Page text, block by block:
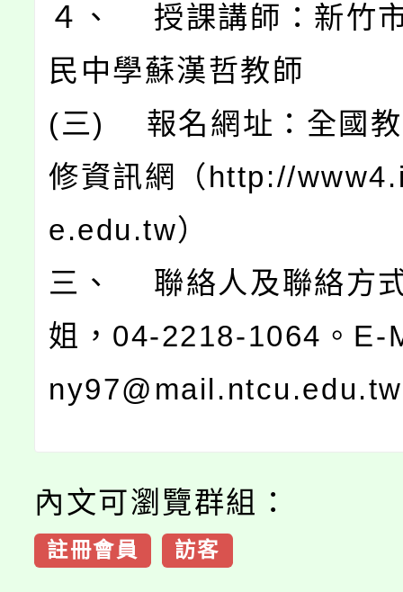
４、 授課講師：新竹
民中學蘇漢哲教師
(三) 報名網址：全國教
修資訊網（http://
e.edu.tw）
三、 聯絡人及聯絡方
姐，04-2218-1064。E-
內文可瀏覽群組：
註冊會員 訪客